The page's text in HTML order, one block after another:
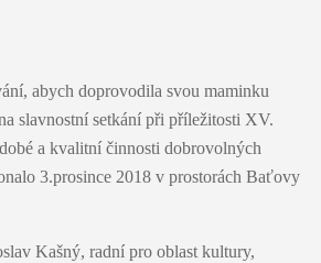
abych doprovodila svou maminku
slavnostní setkání při příležitosti XV.
a kvalitní činnosti dobrovolných
3.prosince 2018 v prostorách Baťovy
Kašný, radní pro oblast kultury,